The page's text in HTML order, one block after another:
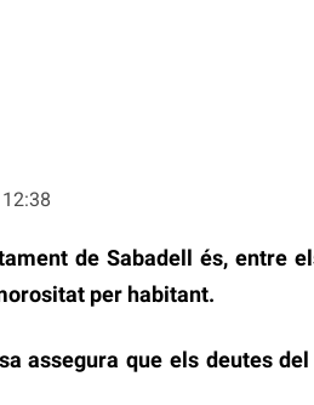
de Sabadell és, entre
per habitant.
assegura que els deutes